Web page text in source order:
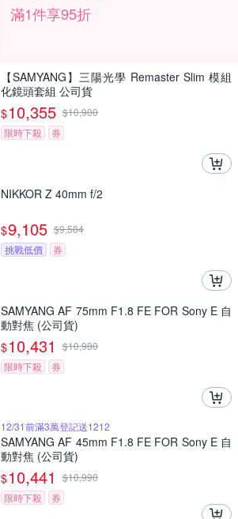
滿1件享95折
【SAMYANG】三陽光學 Remaster Slim 模組
化鏡頭套組 公司貨
$10,355 $10,900
限時下殺
券
NIKKOR Z 40mm f/2
$9,105 $9,584
挑戰低價
券
SAMYANG AF 75mm F1.8 FE FOR Sony E 自
動對焦 (公司貨)
$10,431 $10,980
限時下殺
券
12/31前滿3萬登記送1212
SAMYANG AF 45mm F1.8 FE FOR Sony E 自
動對焦 (公司貨)
$10,441 $10,990
限時下殺
券